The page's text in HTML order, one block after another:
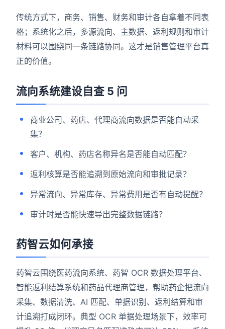
传统方式下，商务、销售、财务和审计各自拿着不同表
格；系统化之后，多源流向、主数据、返利规则和审计
材料可以围绕同一条链路协同。这才是销售管理平台真
正的价值。
流向系统建设自查 5 问
商业公司、药店、代理商流向数据是否能自动采
集？
客户、机构、药店名称异名是否能自动匹配？
返利核算是否能追溯到原始流向和审批记录？
异常流向、异常库存、异常费用是否有自动提醒？
审计时是否能快速导出完整数据链路？
药智云如何承接
药智云围绕医药流向系统、药智 OCR 数据处理平台、
智能返利结算系统和药品代理商管理，帮助药企把流向
采集、数据清洗、AI 匹配、单据识别、返利结算和审
计追溯打成闭环。典型 OCR 单据处理场景下，效率可